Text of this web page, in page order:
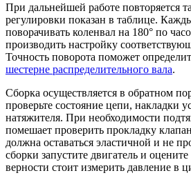
При дальнейшей работе повторяется
регулировки показан в таблице.
поворачивать коленвал на 180° по
производить настройку
Точность поворота поможет
шестерне распределительного вала.
Сборка осуществляется в обратном
проверьте состояние цепи, накладки
натяжителя. При необходимости
помешает проверить прокладку
должна оставаться эластичной и не
сборки запустите двигатель и
верности стоит измерить давление в